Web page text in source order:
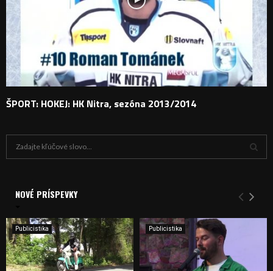
ŠPORT: HOKEJ: HK Nitra, sezóna 2013/2014
i
e
:
Y
H
NOVÉ PRÍSPEVKY
Publicistika Publicistika